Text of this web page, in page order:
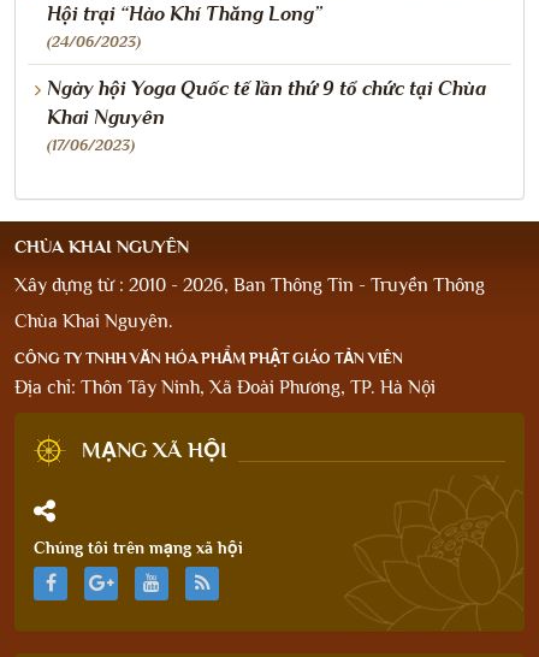
Hội trại “Hào Khí Thăng Long”
(24/06/2023)
Ngày hội Yoga Quốc tế lần thứ 9 tổ chức tại Chùa
Khai Nguyên
(17/06/2023)
CHÙA KHAI NGUYÊN
Xây dựng từ : 2010 - 2026, Ban Thông Tin - Truyền Thông
Chùa Khai Nguyên.
CÔNG TY TNHH VĂN HÓA PHẨM PHẬT GIÁO TẢN VIÊN
Địa chỉ: Thôn Tây Ninh, Xã Đoài Phương, TP. Hà Nội
MẠNG XÃ HỘI
Chúng tôi trên mạng xã hội